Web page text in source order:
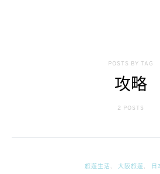
POSTS BY TAG
攻略
2 POSTS
旅遊生活 大阪旅遊 日